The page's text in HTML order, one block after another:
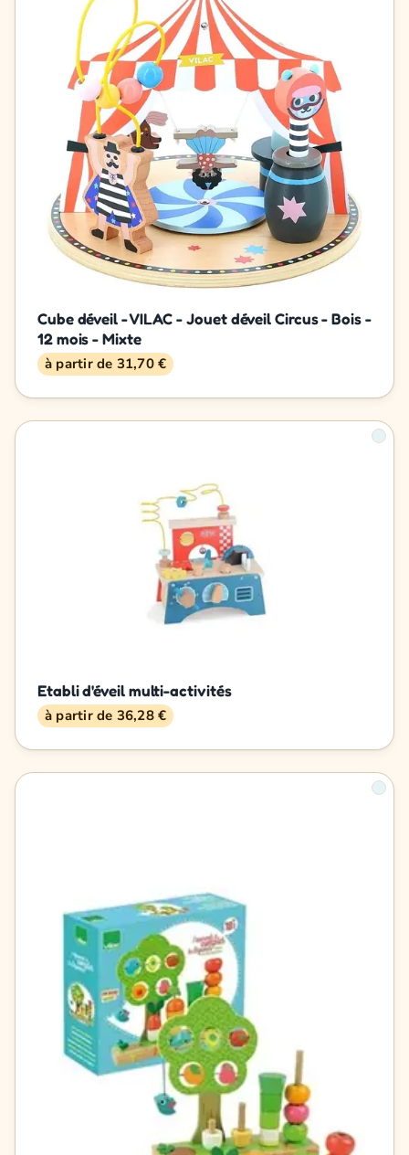
Cube déveil - VILAC - Jouet déveil Circus - Bois -
12 mois - Mixte
à partir de 31,70 €
Etabli d'éveil multi-activités
à partir de 36,28 €